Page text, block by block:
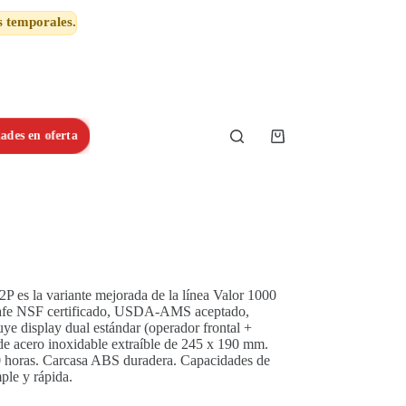
temporales.
en oferta
Shopping
es la variante mejorada de la línea Valor 1000
NSF certificado, USDA-AMS aceptado,
display dual estándar (operador frontal +
acero inoxidable extraíble de 245 x 190 mm.
Carcasa ABS duradera. Capacidades de
y rápida.